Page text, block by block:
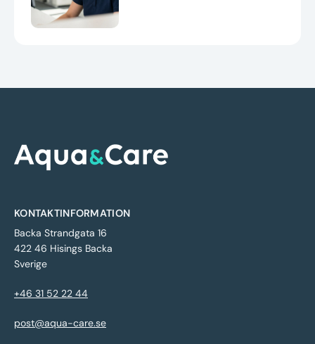
KONTAKTINFORMATION
Backa Strandgata 16
422 46 Hisings Backa
Sverige
+46 31 52 22 44
post@aqua-care.se